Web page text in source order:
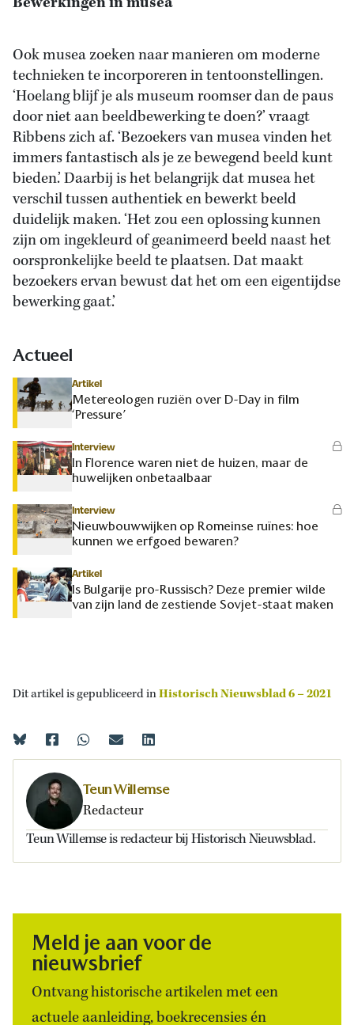
Ook musea zoeken naar manieren om moderne
technieken te incorporeren in tentoonstellingen.
‘Hoelang blijf je als museum roomser dan de paus
door niet aan beeldbewerking te doen?’ vraagt
Ribbens zich af. ‘Bezoekers van musea vinden het
immers fantastisch als je ze bewegend beeld kunt
bieden.’ Daarbij is het belangrijk dat musea het
verschil tussen authentiek en bewerkt beeld
duidelijk maken. ‘Het zou een oplossing kunnen
zijn om ingekleurd of geanimeerd beeld naast het
oorspronkelijke beeld te plaatsen. Dat maakt
bezoekers ervan bewust dat het om een eigentijdse
bewerking gaat.’
Actueel
Artikel
Metereologen ruziën over D-Day in film
‘Pressure’
Interview
In Florence waren niet de huizen, maar de
huwelijken onbetaalbaar
Interview
Nieuwbouwwijken op Romeinse ruïnes: hoe
kunnen we erfgoed bewaren?
Artikel
Is Bulgarije pro-Russisch? Deze premier wilde
van zijn land de zestiende Sovjet-staat maken
Dit artikel is gepubliceerd inHistorisch Nieuwsblad 6 – 2021
Teun Willemse
Redacteur
Teun Willemse is redacteur bij Historisch Nieuwsblad.
Meld je aan voor de
nieuwsbrief
Ontvang historische artikelen met een
actuele aanleiding, boekrecensies én